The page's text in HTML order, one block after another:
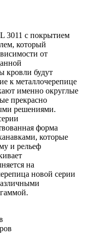
3011 с покрытием
который
от
кровли будут
к металлочерепице
именно округлые
прекрасно
решениями.
форма
которые
и рельеф
на
новой серии